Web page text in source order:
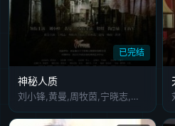
已完结
神秘人质
刘小锋,黄曼,周牧茵,宁晓志,程煜,陶慧敏,郝率,赵荀,杨舒